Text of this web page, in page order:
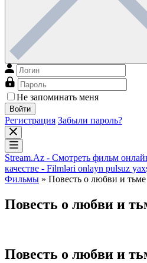
Не запоминать меня
Войти
Регистрация Забыли пароль?
Stream.Az - Смотреть фильм
качестве - Filmləri onlayn pulsuz
Фильмы » Повесть о любви и тьме
Повесть о любви и
Повесть о любви и